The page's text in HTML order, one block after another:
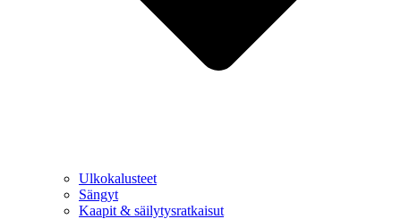
Ulkokalusteet
Sängyt
Kaapit & säilytysratkaisut